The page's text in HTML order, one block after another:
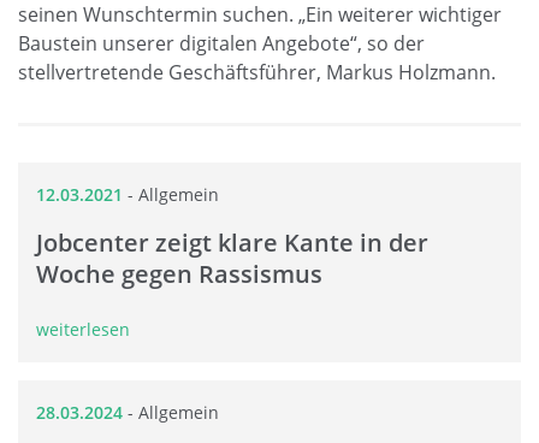
seinen Wunschtermin suchen. „Ein weiterer wichtiger
Baustein unserer digitalen Angebote“, so der
stellvertretende Geschäftsführer, Markus Holzmann.
12.03.2021 - Allgemein
Jobcenter zeigt klare Kante in der
Woche gegen Rassismus
weiterlesen
28.03.2024 - Allgemein